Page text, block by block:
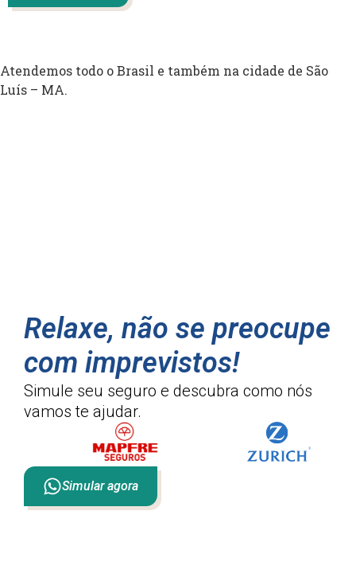
Atendemos todo o Brasil e também na cidade de São
Luís – MA.
Relaxe, não se preocupe
com imprevistos!
Simule seu seguro e descubra como nós
vamos te ajudar.
Simular agora